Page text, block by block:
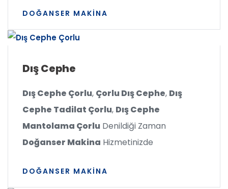
DOĞANSER MAKINA
Dış Cephe
Dış Cephe Çorlu, Çorlu Dış Cephe, Dış
Cephe Tadilat Çorlu, Dış Cephe
Mantolama Çorlu Denildiği Zaman
Doğanser Makina Hizmetinizde
DOĞANSER MAKINA